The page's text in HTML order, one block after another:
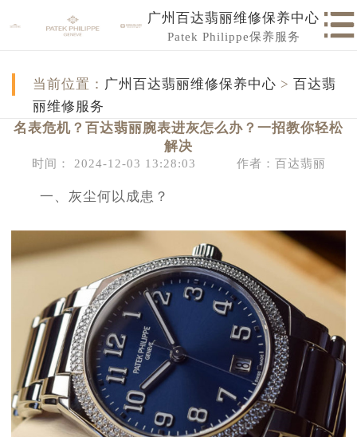
广州百达翡丽维修保养中心
Patek Philippe保养服务
当前位置： 广州百达翡丽维修保养中心 > 百达翡
丽维修服务
名表危机？百达翡丽腕表进灰怎么办？一招教你轻松
解决
时间： 2024-12-03 13:28:03 作者：百达翡丽
一、灰尘何以成患？